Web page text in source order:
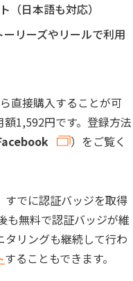
（日本語も対応）
リーズやリールで利用
直接購入することが可
1,592円です。登録方法
）をご覧く
すでに認証バッジを取得
も無料で認証バッジが維
リングも継続して行わ
することもできます。